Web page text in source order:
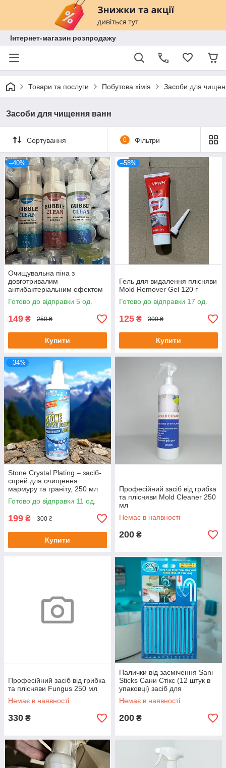
Інтернет-магазин розпродажу
Товари та послуги Побутова хімія Засоби для
Засоби для чищення ванн
Сортування 0 Фільтри
–40%
Очищувальна піна з
довготривалим
антибактеріальним ефектом
BUBBLE CLEAN
Готово до відправки 5 од.
149 ₴ 250 ₴
Купити
–58%
Гель для видалення плісняви
Mold Remover Gel 120 г
Готово до відправки 17 од.
125 ₴ 300 ₴
Купити
–34%
Stone Crystal Plating – засіб-
спрей для очищення
мармуру та граніту, 250 мл
Готово до відправки 11 од.
199 ₴ 300 ₴
Купити
Професійний засіб від грибка
та плісняви Mold Cleaner 250
мл
Немає в наявності
200 ₴
Професійний засіб від грибка
та плісняви Fungus 250 мл
Немає в наявності
330 ₴
Палички від засмічення Sani
Sticks Сани Стікс (12 штук в
упаковці) засіб для
прочищення труб
Немає в наявності
200 ₴